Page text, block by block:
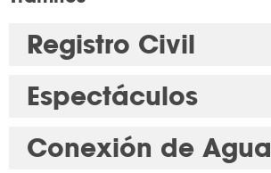
Registro Civil
Espectáculos
Conexión de Agua